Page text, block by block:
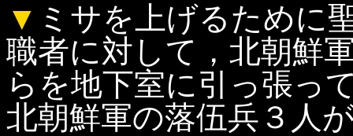
▼ ミサを上げるために
職者に対して，北朝鮮
らを地下室に引っ張っ
北朝鮮軍の落伍兵３人